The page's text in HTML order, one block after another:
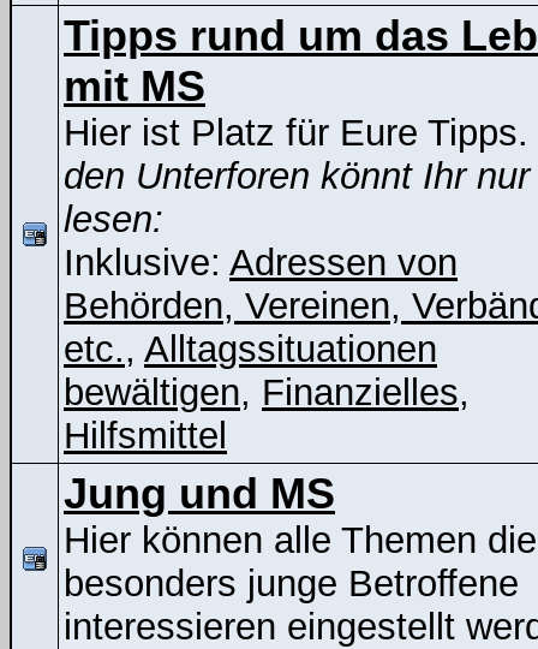
Tipps rund um das
mit MS
Hier ist Platz für Eure Tipps.
den Unterforen könnt Ihr nur
lesen:
Inklusive: Adressen von
Behörden, Vereinen,
etc., Alltagssituationen
bewältigen, Finanzielles,
Hilfsmittel
Jung und MS
Hier können alle Themen die
besonders junge Betroffene
interessieren eingestellt